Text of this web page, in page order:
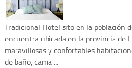
Tradicional Hotel sito en la población
encuentra ubicada en la provincia de
maravillosas y confortables
de baño, cama ...